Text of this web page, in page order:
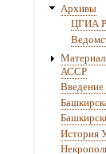
Архивы
ЦГИА
АССР
Введение
История